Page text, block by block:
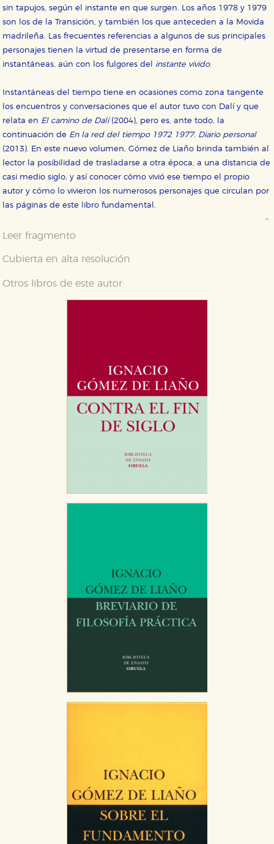
sin tapujos, según el instante en que surgen. Los años 1978 y 1979
son los de la Transición, y también los que anteceden a la Movida
madrileña. Las frecuentes referencias a algunos de sus principales
personajes tienen la virtud de presentarse en forma de
instantáneas, aún con los fulgores del
instante vivido.
Instantáneas del tiempo tiene en ocasiones como zona tangente
los encuentros y conversaciones que el autor tuvo con Dalí y que
relata en El camino de Dalí(2004), pero es, ante todo, la
continuación de En la red del tiempo 1972 1977. Diario personal
(2013). En este nuevo volumen, Gómez de Liaño brinda también al
lector la posibilidad de trasladarse a otra época, a una distancia de
casi medio siglo, y así conocer cómo vivió ese tiempo el propio
autor y cómo lo vivieron los numerosos personajes que circulan por
las páginas de este libro fundamental.
Leer fragmento
Cubierta en alta resolución
Otros libros de este autor: